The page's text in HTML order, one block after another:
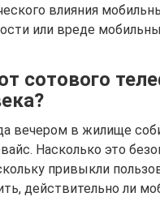
влияния
или вреде
сотового
вечером в жилище
Насколько это
привыкли
действительно ли